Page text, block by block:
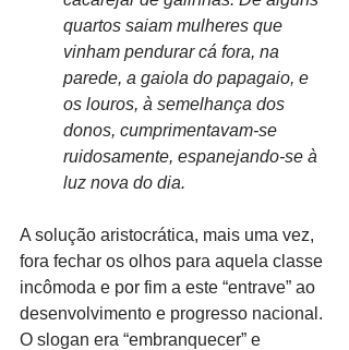
quartos saiam mulheres que
vinham pendurar cá fora, na
parede, a gaiola do papagaio, e
os louros, à semelhança dos
donos, cumprimentavam-se
ruidosamente, espanejando-se à
luz nova do dia.
A solução aristocrática, mais uma vez,
fora fechar os olhos para aquela classe
incômoda e por fim a este “entrave” ao
desenvolvimento e progresso nacional.
O slogan era “embranquecer” e